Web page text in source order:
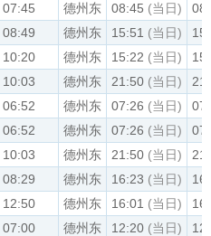
07:45 德州东 08:45 (当日)
08:49 德州东 15:51 (当日)
10:20 德州东 15:22 (当日)
10:03 德州东 21:50 (当日)
06:52 德州东 07:26 (当日)
06:52 德州东 07:26 (当日)
10:03 德州东 21:50 (当日)
08:29 德州东 16:23 (当日)
12:50 德州东 16:01 (当日)
07:00 德州东 12:20 (当日)